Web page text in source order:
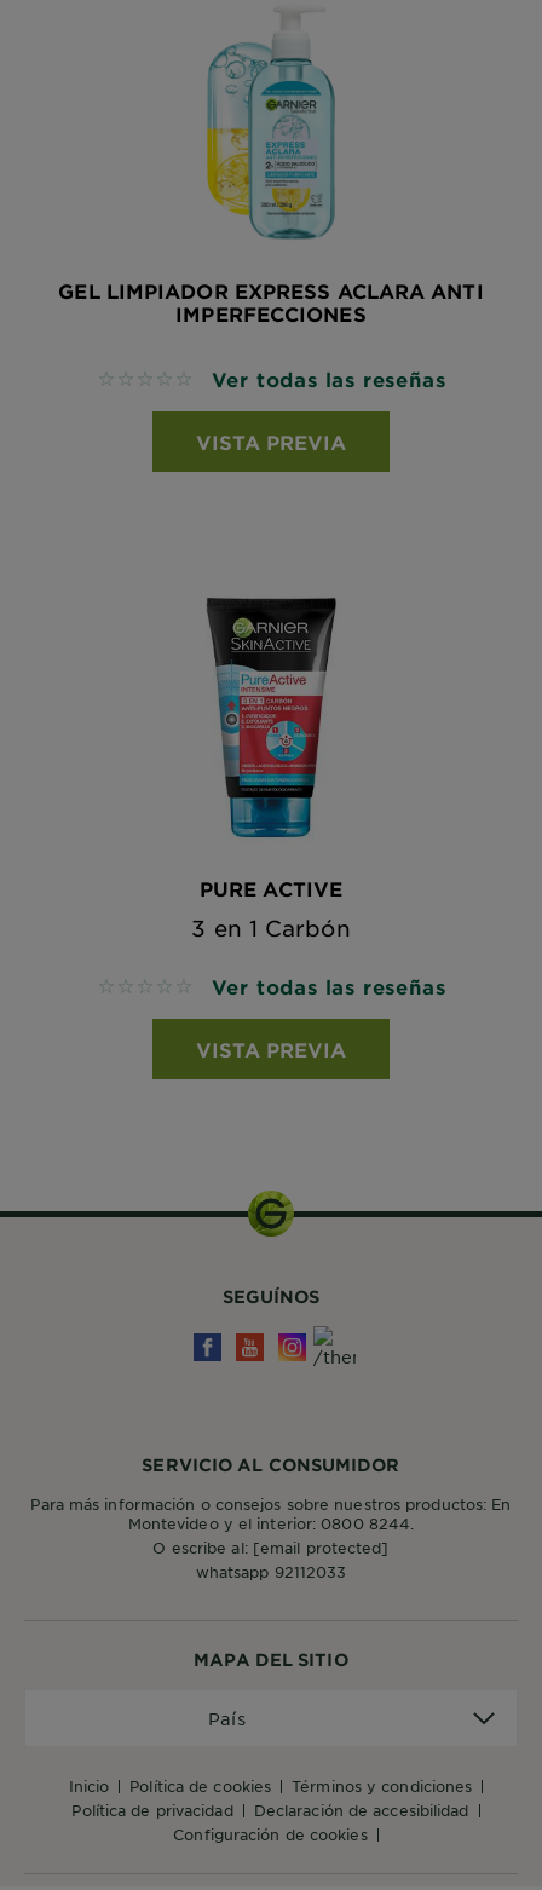
GEL LIMPIADOR EXPRESS ACLARA ANTI
IMPERFECCIONES
No reviews Ver todas las reseñas
VISTA PREVIA
PURE ACTIVE
3 en 1 Carbón
No reviews Ver todas las reseñas
VISTA PREVIA
MAPA DEL SITIO
inicio política de cookies
términos y condiciones
política de privacidad
declaración de accesibilidad
configuración de cookies
País
SERVICIO AL CONSUMIDOR
Para más información o consejos sobre nuestros productos: En
Montevideo y el interior: 0800 8244.
O escribe al: [email protected]
whatsapp 92112033
SEGUÍNOS